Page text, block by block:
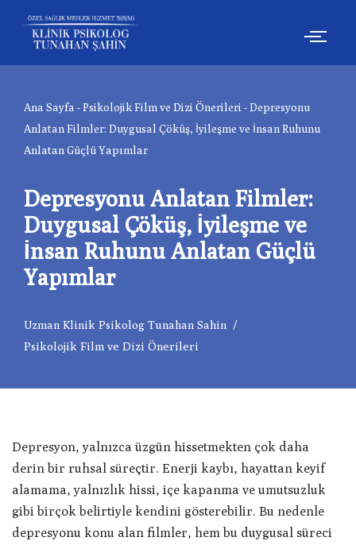
İçeriğe
geç
Ana Sayfa -Psikolojik Film ve Dizi Önerileri -Depresyonu
Anlatan Filmler: Duygusal Çöküş, İyileşme ve İnsan Ruhunu
Anlatan Güçlü Yapımlar
Depresyonu Anlatan Filmler:
Duygusal Çöküş, İyileşme ve
İnsan Ruhunu Anlatan Güçlü
Yapımlar
Uzman Klinik Psikolog Tunahan Sahin
Psikolojik Film ve Dizi Önerileri
Depresyon, yalnızca üzgün hissetmekten çok daha
derin bir ruhsal süreçtir. Enerji kaybı, hayattan keyif
alamama, yalnızlık hissi, içe kapanma ve umutsuzluk
gibi birçok belirtiyle kendini gösterebilir. Bu nedenle
depresyonu konu alan filmler, hem bu duygusal süreci